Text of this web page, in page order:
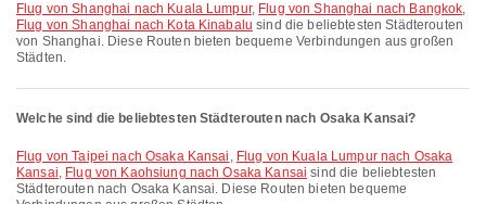
Flug von Shanghai nach Kuala Lumpur, Flug von Shanghai nach Bangkok,
Flug von Shanghai nach Kota Kinabalu sind die beliebtesten Städterouten
von Shanghai. Diese Routen bieten bequeme Verbindungen aus großen
Städten.
Welche sind die beliebtesten Städterouten nach Osaka Kansai?
Flug von Taipei nach Osaka Kansai , Flug von Kuala Lumpur nach Osaka
Kansai, Flug von Kaohsiung nach Osaka Kansai sind die beliebtesten
Städterouten nach Osaka Kansai. Diese Routen bieten bequeme